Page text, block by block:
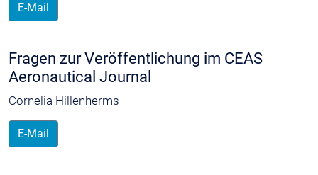
E-Mail
Fragen zur Veröffentlichung im CEAS
Aeronautical Journal
Cornelia Hillenherms
E-Mail